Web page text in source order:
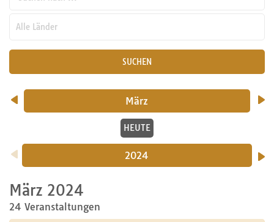
SUCHEN
März
HEUTE
2024
März 2024
24 Veranstaltungen